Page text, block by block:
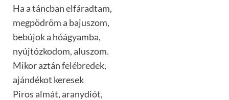
Ha a táncban elfáradtam,
megpödröm a bajuszom,
bebújok a hóágyamba,
nyújtózkodom, aluszom.
Mikor aztán felébredek,
ajándékot keresek
Piros almát, aranydiót,